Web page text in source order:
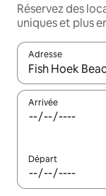
Réservez des
uniques et plus
Adresse
Lorsque les
Arrivée
Départ